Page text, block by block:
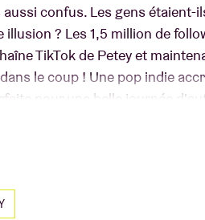
confus. Les gens
? Les 1,5 million de
TikTok de Petey et
le coup ! Une pop indie
pour une belle journée
virales, Petey a également les
pouvons que l'applaudir !